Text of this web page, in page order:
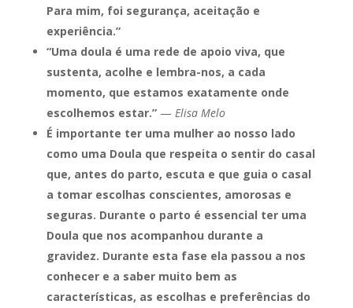
Para mim, foi segurança, aceitação e
experiência.”
“Uma doula é uma rede de apoio viva, que
sustenta, acolhe e lembra-nos, a cada
momento, que estamos exatamente onde
escolhemos estar.”— Elisa Melo
É importante ter uma mulher ao nosso lado
como uma Doula que respeita o sentir do casal
que, antes do parto, escuta e que guia o casal
a tomar escolhas conscientes, amorosas e
seguras. Durante o parto é essencial ter uma
Doula que nos acompanhou durante a
gravidez. Durante esta fase ela passou a nos
conhecer e a saber muito bem as
características, as escolhas e preferências do